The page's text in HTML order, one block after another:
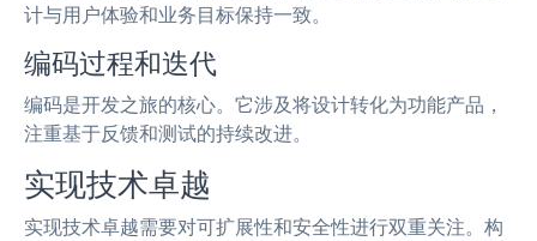
计与用户体验和业务目标保持一致。
编码过程和迭代
编码是开发之旅的核心。它涉及将设计转化为功能产品，
注重基于反馈和测试的持续改进。
实现技术卓越
实现技术卓越需要对可扩展性和安全性进行双重关注。构